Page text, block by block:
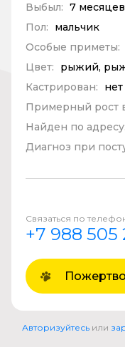
Выбыл: 7
Пол:
мальчик
Особые приметы:
Цвет:
рыжий,
Кастрирован:
нет
Примерный рост
Найден по адресу:
Диагноз при
Связаться по
+7 988 505
Авторизуйтесь или